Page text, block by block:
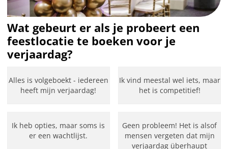
Wat gebeurt er als je probeert een
feestlocatie te boeken voor je
verjaardag?
Alles is volgeboekt - iedereen
heeft mijn verjaardag!
Ik vind meestal wel iets, maar
het is competitief!
Ik heb opties, maar soms is
er een wachtlijst.
Geen probleem! Het is alsof
mensen vergeten dat mijn
verjaardag überhaupt